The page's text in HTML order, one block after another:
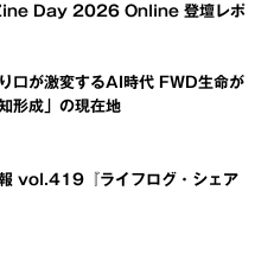
Day 2026 Online 登壇レポ
口が激変するAI時代 FWD生命が
形成」の現在地
報 vol.419『ライフログ・シェア